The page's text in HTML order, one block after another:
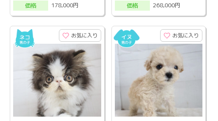
価格
178,000円
価格
268,000円
お気に入り お気に入り